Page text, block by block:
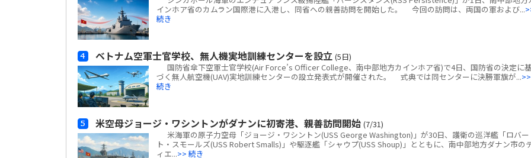
インホア省のカムラン国際港に入港し、同省への親善訪問を開始した。 今回の訪問は、両国の軍および...
続き
ベトナム空軍士官学校、無人機実地訓練センターを設立 (5日)
国防省傘下空軍士官学校(Air Force’s Officer College、南中部地方カインホア省)で4日、国防省の決定に基
づく無人航空機(UAV)実地訓練センターの設立発表式が開催された。 式典では同センターに決勝軍旗が...>>
続き
米空母ジョージ・ワシントンがダナンに初寄港、親善訪問開始 (7/31)
米海軍の原子力空母「ジョージ・ワシントン(USS George Washington)」が30日、護衛の巡洋艦「ロバー
ト・スモールズ(USS Robert Smalls)」や駆逐艦「シャウプ(USS Shoup)」とともに、南中部地方ダナン市の
ィエ...>> 続き